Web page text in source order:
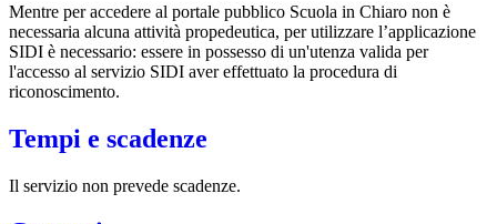
Mentre per accedere al portale pubblico Scuola in Chiaro non è
necessaria alcuna attività propedeutica, per utilizzare l’applicazione
SIDI è necessario: essere in possesso di un'utenza valida per
l'accesso al servizio SIDI aver effettuato la procedura di
riconoscimento.
Tempi e scadenze
Il servizio non prevede scadenze.